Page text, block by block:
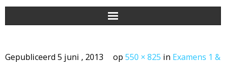
Gepubliceerd 5 juni , 2013 op 550 × 825 in Examens 1 &